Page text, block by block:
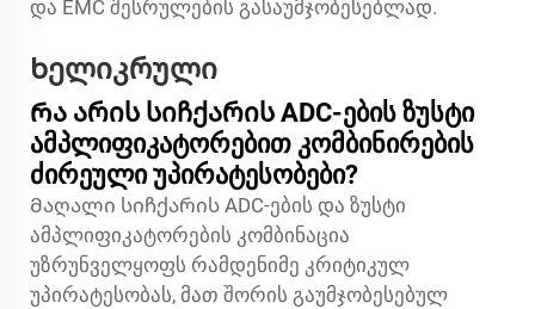
და EMC შესრულების გასაუმჯობესებლად.
Ხელიკრული
Რა არის სიჩქარის ADC-ების ზუსტი
ამპლიფიკატორებით კომბინირების
ძირეული უპირატესობები?
Მაღალი სიჩქარის ADC-ების და ზუსტი
ამპლიფიკატორების კომბინაცია
უზრუნველყოფს რამდენიმე კრიტიკულ
უპირატესობას, მათ შორის გაუმჯობესებულ